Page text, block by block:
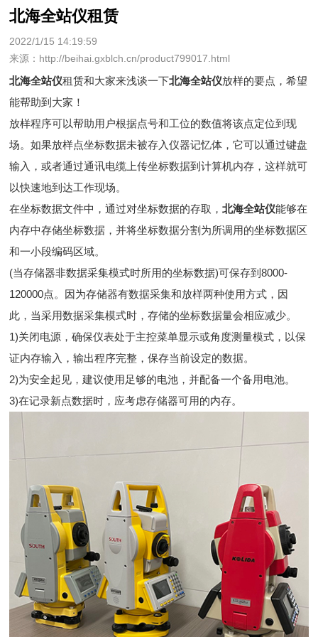
北海全站仪租赁
2022/1/15 14:19:59
来源：http://beihai.gxblch.cn/product799017.html
北海全站仪租赁和大家来浅谈一下北海全站仪放样的要点，希望
能帮助到大家！
放样程序可以帮助用户根据点号和工位的数值将该点定位到现
场。如果放样点坐标数据未被存入仪器记忆体，它可以通过键盘
输入，或者通过通讯电缆上传坐标数据到计算机内存，这样就可
以快速地到达工作现场。
在坐标数据文件中，通过对坐标数据的存取，北海全站仪能够在
内存中存储坐标数据，并将坐标数据分割为所调用的坐标数据区
和一小段编码区域。
(当存储器非数据采集模式时所用的坐标数据)可保存到8000-
120000点。因为存储器有数据采集和放样两种使用方式，因
此，当采用数据采集模式时，存储的坐标数据量会相应减少。
1)关闭电源，确保仪表处于主控菜单显示或角度测量模式，以保
证内存输入，输出程序完整，保存当前设定的数据。
2)为安全起见，建议使用足够的电池，并配备一个备用电池。
3)在记录新点数据时，应考虑存储器可用的内存。